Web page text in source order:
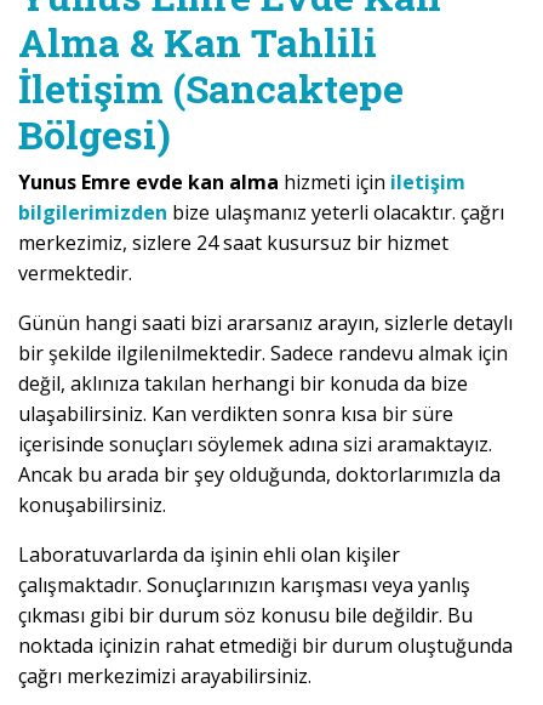
Alma & Kan Tahlili
İletişim (Sancaktepe
Bölgesi)
Yunus Emre evde kan alma hizmeti için iletişim
bilgilerimizden bize ulaşmanız yeterli olacaktır. çağrı
merkezimiz, sizlere 24 saat kusursuz bir hizmet
vermektedir.
Günün hangi saati bizi ararsanız arayın, sizlerle detaylı
bir şekilde ilgilenilmektedir. Sadece randevu almak için
değil, aklınıza takılan herhangi bir konuda da bize
ulaşabilirsiniz. Kan verdikten sonra kısa bir süre
içerisinde sonuçları söylemek adına sizi aramaktayız.
Ancak bu arada bir şey olduğunda, doktorlarımızla da
konuşabilirsiniz.
Laboratuvarlarda da işinin ehli olan kişiler
çalışmaktadır. Sonuçlarınızın karışması veya yanlış
çıkması gibi bir durum söz konusu bile değildir. Bu
noktada içinizin rahat etmediği bir durum oluştuğunda
çağrı merkezimizi arayabilirsiniz.